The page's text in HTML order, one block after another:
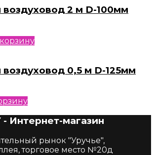
воздуховод 2 м D-100мм
воздуховод 0,5 м D-125мм
- Интернет-магазин
рынок "Уручье",
торговое место №20д